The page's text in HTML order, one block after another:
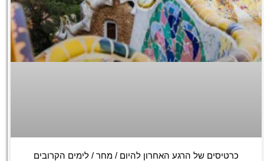
כרטיסים של הרגע האחרון להיום / מחר / לימים הקרובים